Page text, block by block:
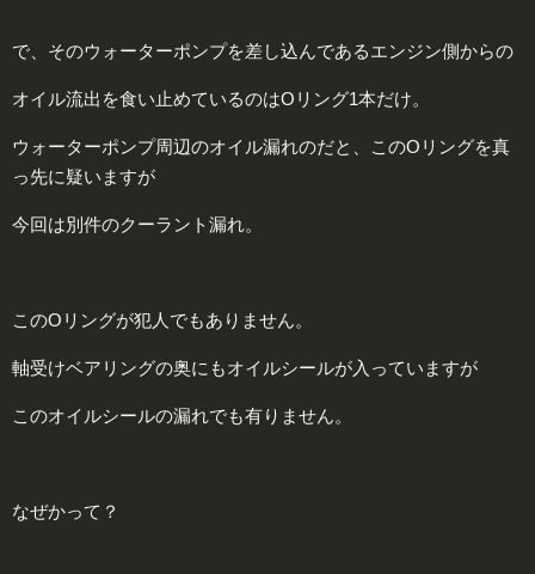
で、そのウォーターポンプを差し込んであるエンジン側からの
オイル流出を食い止めているのはOリング1本だけ。
ウォーターポンプ周辺のオイル漏れのだと、このOリングを真
っ先に疑いますが
今回は別件のクーラント漏れ。
このOリングが犯人でもありません。
軸受けベアリングの奥にもオイルシールが入っていますが
このオイルシールの漏れでも有りません。
なぜかって？